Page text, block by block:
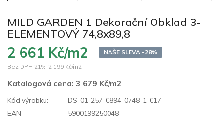
MILD GARDEN 1 Dekorační Obklad 3-
ELEMENTOVÝ 74,8x89,8
2 661 Kč/m2
NAŠE SLEVA -28%
Bez DPH 21%: 2 199 Kč/m2
Katalogová cena: 3 679 Kč/m2
Kód výrobku:
DS-01-257-0894-0748-1-017
EAN
5900199250048